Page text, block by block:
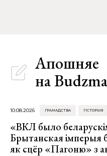
Апошняе
на
10.08.2026 ГРАМАДСТВА ГІСТОРЫЯ
«ВКЛ было
Брытанская імперыя
як сцёр «Пагоню» з